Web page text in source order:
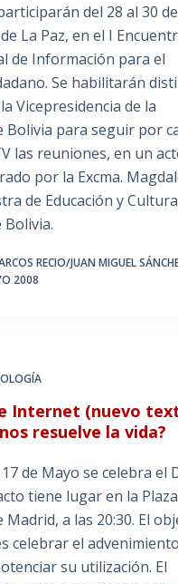
del 28 al 30
La Paz, en el I
de Información para el
Se habilitarán
Vicepresidencia de la
Bolivia para seguir por
las reuniones, en un
por la Excma.
de Educación y
RECIO/JUAN MIGUEL
2008
Internet (nuevo
resuelve la vida?
de Mayo se celebra el
tiene lugar en la
Madrid, a las 20:30. El
celebrar el
su utilización. El